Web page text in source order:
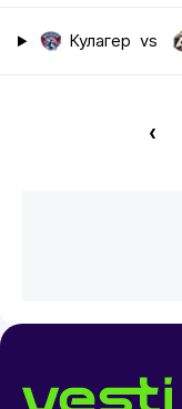
Кулагер vs
‹